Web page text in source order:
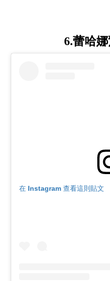
6.蕾哈
在 Instagram 查看這則貼文